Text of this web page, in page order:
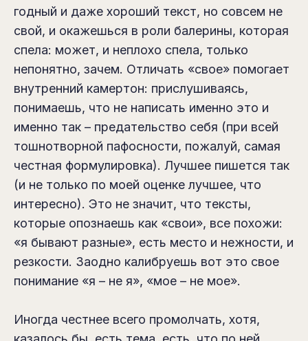
годный и даже хороший текст, но совсем не
свой, и окажешься в роли балерины, которая
спела: может, и неплохо спела, только
непонятно, зачем. Отличать «свое» помогает
внутренний камертон: прислушиваясь,
понимаешь, что не написать именно это и
именно так – предательство себя (при всей
тошнотворной пафосности, пожалуй, самая
честная формулировка). Лучшее пишется так
(и не только по моей оценке лучшее, что
интересно). Это не значит, что тексты,
которые опознаешь как «свои», все похожи:
«я бывают разные», есть место и нежности, и
резкости. Заодно калибруешь вот это свое
понимание «я – не я», «мое – не мое».
Иногда честнее всего промолчать, хотя,